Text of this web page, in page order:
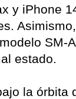
y iPhone
SM-
estado.
la órbita